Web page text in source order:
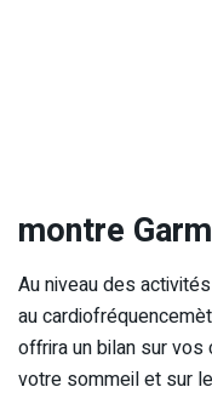
montre
Au niveau des
au
offrira un bilan sur
votre sommeil et sur